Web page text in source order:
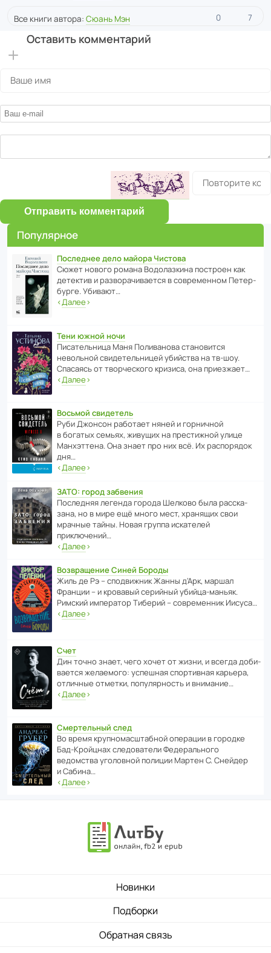
Все книги автора: Сюань Мэн 0 7
Оставить комментарий
Отправить комментарий
Популярное
Последнее дело майора Чистова
Сюжет нового романа Водо­ла­з­кина пост­роен как
дете­ктив и разво­ра­чи­ва­ется в совре­менном Пете­р­
бурге. Убивают…
‹Далее›
Тени южной ночи
Писа­тель­ница Маня Поли­ва­нова стано­вится
невольной свиде­тель­ницей убийства на тв-шоу.
Спасаясь от твор­че­с­кого кризиса, она приезжает…
‹Далее›
Восьмой свидетель
Руби Джонсон рабо­тает няней и горни­чной
в богатых семьях, живущих на прес­ти­жной улице
Манх­эт­тена. Она знает про них всё. Их распо­рядок
дня…
‹Далее›
ЗАТО: город забвения
После­дняя легенда города Шелково была расска­
зана, но в мире ещё много мест, хранящих свои
мрачные тайны. Новая группа иска­телей
приключений…
‹Далее›
Возвращение Синей Бороды
Жиль де Рэ – спод­ви­жник Жанны д’Арк, маршал
Франции – и кровавый серийный убийца-маньяк.
Римский импе­ратор Тиберий – совре­менник Иисуса…
‹Далее›
Счет
Дин точно знает, чего хочет от жизни, и всегда доби­
ва­ется жела­е­мого: успе­шная спор­ти­вная карьера,
отли­чные отметки, попу­ля­р­ность и внимание…
‹Далее›
Смертельный след
Во время круп­но­мас­ш­та­бной операции в городке
Бад‑Крой­цнах следо­ва­тели Феде­раль­ного
ведомства уголо­вной полиции Мартен С. Снейдер
и Сабина…
‹Далее›
Новинки
Подборки
Обратная связь